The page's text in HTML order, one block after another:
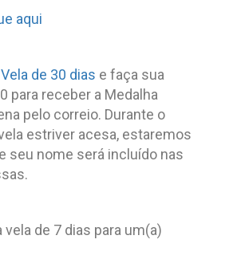
aqui
de 30 dias e faça sua
para receber a Medalha
pelo correio. Durante o
estriver acesa, estaremos
seu nome será incluído nas
vela de 7 dias para um(a)